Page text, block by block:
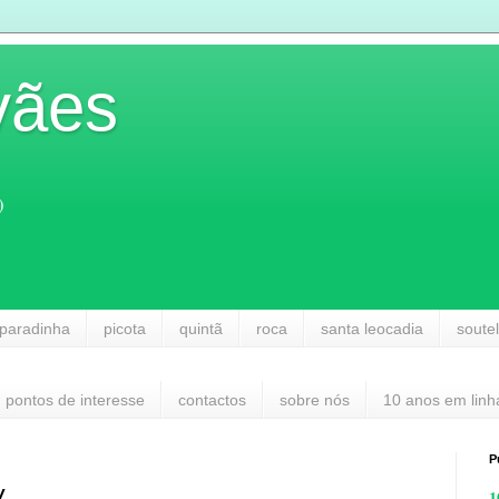
picota quintã roca santa leocadia
pontos de interesse contactos sobre nós 10 anos em